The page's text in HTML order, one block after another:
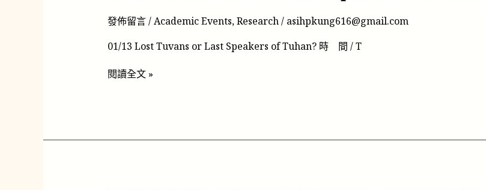
發佈留言/Academic Events,Research/ asihpkung616@gmail.com
01/13 Lost Tuvans or Last Speakers of Tuhan? 時 間 / T
閱讀全文 »